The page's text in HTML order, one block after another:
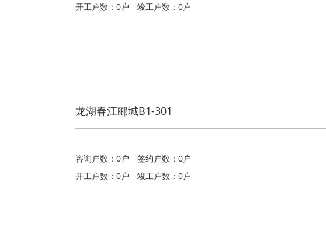
开工户数：0户
竣工户数：0户
龙湖春江郦城B1-301
咨询户数：0户
签约户数：0户
开工户数：0户
竣工户数：0户